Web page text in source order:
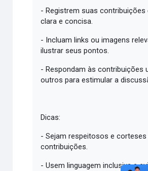
- Registrem suas
clara e concisa.
- Incluam links ou imagens
ilustrar seus pontos.
- Respondam às contribuições
outros para estimular a
Dicas:
- Sejam respeitosos e corteses
contribuições.
- Usem linguagem inclusiva e